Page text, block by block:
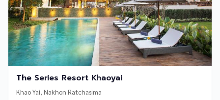
The Series Resort Khaoyai
Khao Yai, Nakhon Ratchasima